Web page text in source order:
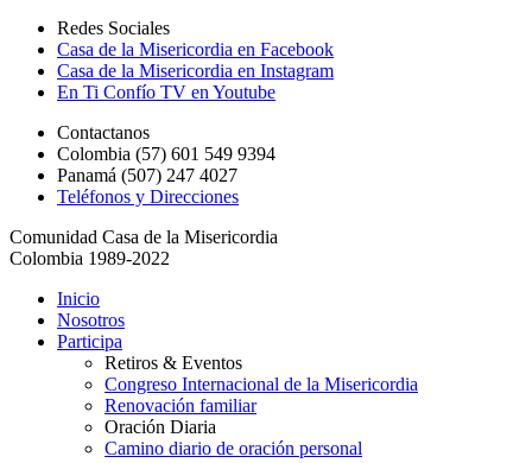
Redes Sociales
Casa de la Misericordia en Facebook
Casa de la Misericordia en Instagram
En Ti Confío TV en Youtube
Contactanos
Colombia (57) 601 549 9394
Panamá (507) 247 4027
Teléfonos y Direcciones
Comunidad Casa de la Misericordia
Colombia 1989-2022
Inicio
Nosotros
Participa
Retiros & Eventos
Congreso Internacional de la Misericordia
Renovación familiar
Oración Diaria
Camino diario de oración personal